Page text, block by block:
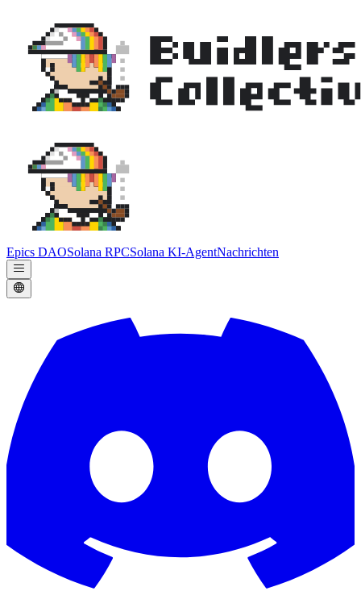
Epics DAOSolana RPCSolana KI-AgentNachrichten